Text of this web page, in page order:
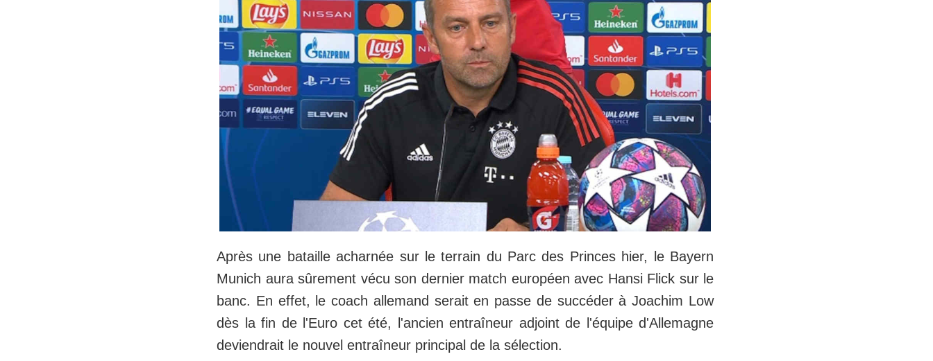
Après une bataille acharnée sur le terrain du Parc des Princes hier, le Bayern
Munich aura sûrement vécu son dernier match européen avec Hansi Flick sur le
banc. En effet, le coach allemand serait en passe de succéder à Joachim Low
dès la fin de l'Euro cet été, l'ancien entraîneur adjoint de l'équipe d'Allemagne
deviendrait le nouvel entraîneur principal de la sélection.